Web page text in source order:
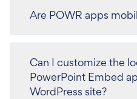
Are POWR apps
Can I customize the
PowerPoint Embed
WordPress site?